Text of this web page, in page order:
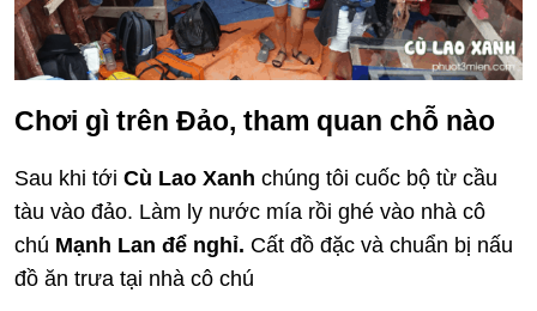
Chơi gì trên Đảo, tham quan chỗ nào
Sau khi tới Cù Lao Xanh chúng tôi cuốc bộ từ cầu
tàu vào đảo. Làm ly nước mía rồi ghé vào nhà cô
chú Mạnh Lan để nghỉ. Cất đồ đặc và chuẩn bị nấu
đồ ăn trưa tại nhà cô chú